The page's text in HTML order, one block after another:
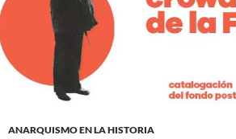
ANARQUISMO EN LA HISTORIA